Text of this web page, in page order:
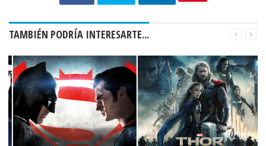
TAMBIÉN PODRÍA INTERESARTE...